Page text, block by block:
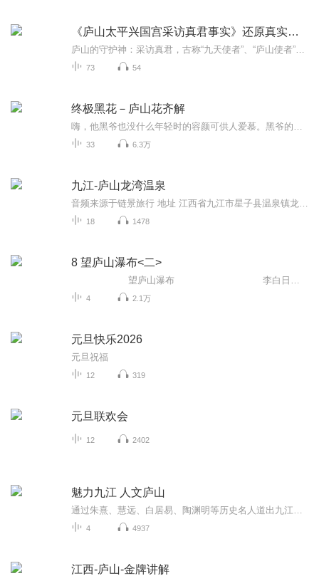
《庐山太平兴国宫采访真君事实》还原真实的庐山守护神
73 54
终极黑花－庐山花齐解
33 6.3万
九江-庐山龙湾温泉
18 1478
8 望庐山瀑布<二>
4 2.1万
元旦快乐2026
元旦祝福
12 319
元旦联欢会
12 2402
魅力九江 人文庐山
4 4937
江西-庐山-金牌讲解